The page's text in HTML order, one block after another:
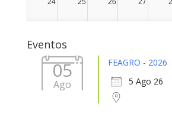
24 25 26 27
Eventos
05
Ago
FEAGRO - 2026
5 Ago 26